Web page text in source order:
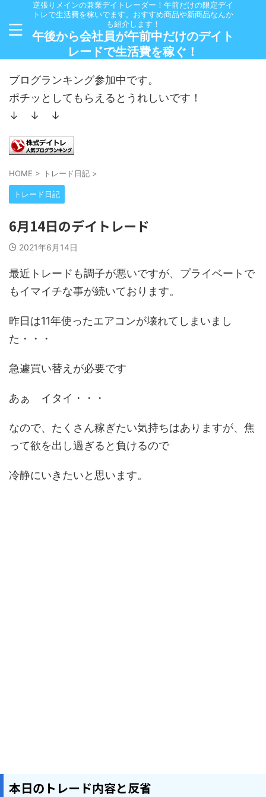
逆張りメインの兼業デイトレーダー！午前だけの限定デイ
トレで生活費を稼いでます。おすすめ商品や新商品なんか
も紹介します！
午後から会社員が午前中だけのデイト
レードで生活費を稼ぐ！
ブログランキング参加中です。
ポチッとしてもらえるとうれしいです！
↓ ↓ ↓
HOME > トレード日記 >
トレード日記
6月14日のデイトレード
2021年6月14日
最近トレードも調子が悪いですが、プライベートで
もイマイチな事が続いております。
昨日は11年使ったエアコンが壊れてしまいまし
た・・・
急遽買い替えが必要です
あぁ イタイ・・・
なので、たくさん稼ぎたい気持ちはありますが、焦
って欲を出し過ぎると負けるので
冷静にいきたいと思います。
本日のトレード内容と反省